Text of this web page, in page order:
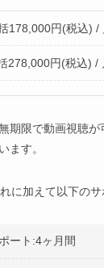
178,000円(税込) /
278,000円(税込) /
期限で動画視聴
ます。
に加えて以下のサ
ート:4ヶ月間